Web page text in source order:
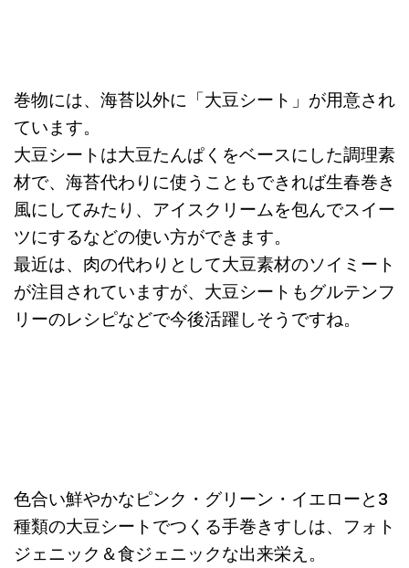
巻物には、海苔以外に「大豆シート」が用意され
ています。
大豆シートは大豆たんぱくをベースにした調理素
材で、海苔代わりに使うこともできれば生春巻き
風にしてみたり、アイスクリームを包んでスイー
ツにするなどの使い方ができます。
最近は、肉の代わりとして大豆素材のソイミート
が注目されていますが、大豆シートもグルテンフ
リーのレシピなどで今後活躍しそうですね。
色合い鮮やかなピンク・グリーン・イエローと3
種類の大豆シートでつくる手巻きすしは、フォト
ジェニック＆食ジェニックな出来栄え。